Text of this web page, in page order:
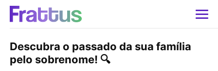
Descubra o passado da sua família
pelo sobrenome! 🔍